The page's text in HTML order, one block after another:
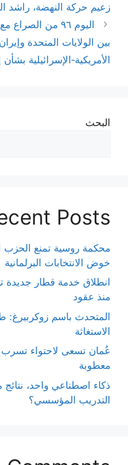
زعيم حركة النهضة، راشد
اليوم ٩٦ من
بين الولايات المتحدة
الأمريكية‑الإسرائيلية بشأن
البحث
Posts
محكمة روسية تمنع الحزب
خوض الانتخابات البرلمانية
انطلاق خدمة قطار جديدة
منذ عقود
المتحدث باسم زوكربيرغ:
الاستغاثة
عُمان تسعى لاحتواء
معطوبة
ذكاء اصطناعي واحد،
التدريب المؤسسي؟